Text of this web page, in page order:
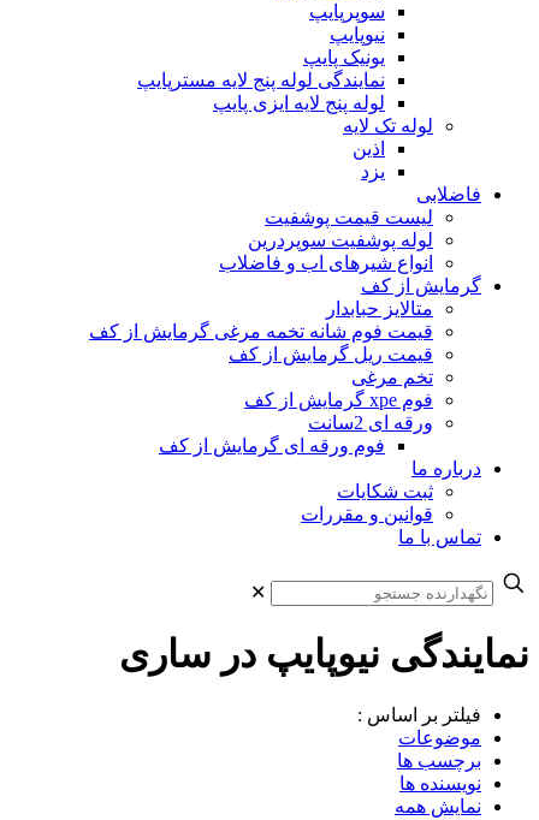
سوپرپایپ
نیوپایپ
یونیک پایپ
نمایندگی لوله پنج لایه مسترپایپ
لوله پنج لایه ایزی پایپ
لوله تک لایه
اذین
یزد
فاضلابی
لیست قیمت پوشفیت
لوله پوشفیت سوپردرین
انواع شیرهای اب و فاضلاب
گرمایش از کف
متالایز حبابدار
قیمت فوم شانه تخمه مرغی گرمایش از کف
قیمت ریل گرمایش از کف
تخم مرغی
فوم xpe گرمایش از کف
ورقه ای 2سانت
فوم ورقه ای گرمایش از کف
درباره ما
ثبت شکایات
قوانین و مقررات
تماس با ما
✕
نمایندگی نیوپایپ در ساری
فیلتر بر اساس :
موضوعات
برچسب ها
نویسنده ها
نمایش همه